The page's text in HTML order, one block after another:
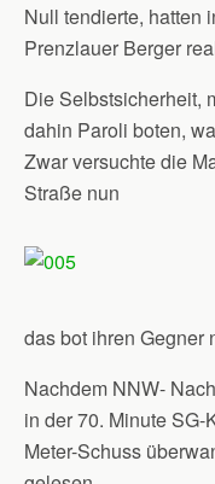
Null tendierte, hatten
Prenzlauer Berger
Die Selbstsicherheit,
dahin Paroli boten,
Zwar versuchte die
Straße nun
das bot ihren Gegner
Nachdem NNW-
in der 70. Minute
Meter-Schuss